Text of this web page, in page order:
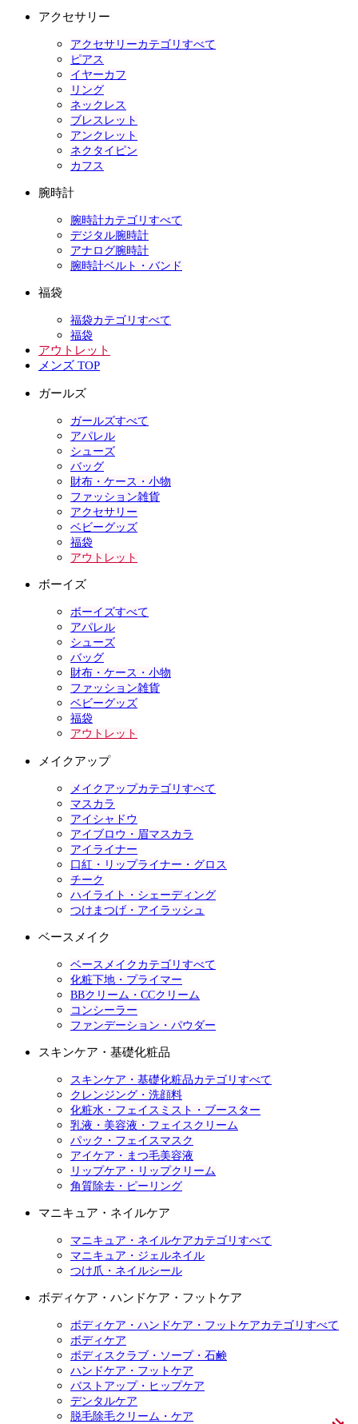
アクセサリー
アクセサリーカテゴリすべて
ピアス
イヤーカフ
リング
ネックレス
ブレスレット
アンクレット
ネクタイピン
カフス
腕時計
腕時計カテゴリすべて
デジタル腕時計
アナログ腕時計
腕時計ベルト・バンド
福袋
福袋カテゴリすべて
福袋
アウトレット
メンズ TOP
ガールズ
ガールズすべて
アパレル
シューズ
バッグ
財布・ケース・小物
ファッション雑貨
アクセサリー
ベビーグッズ
福袋
アウトレット
ボーイズ
ボーイズすべて
アパレル
シューズ
バッグ
財布・ケース・小物
ファッション雑貨
ベビーグッズ
福袋
アウトレット
メイクアップ
メイクアップカテゴリすべて
マスカラ
アイシャドウ
アイブロウ・眉マスカラ
アイライナー
口紅・リップライナー・グロス
チーク
ハイライト・シェーディング
つけまつげ・アイラッシュ
ベースメイク
ベースメイクカテゴリすべて
化粧下地・プライマー
BBクリーム・CCクリーム
コンシーラー
ファンデーション・パウダー
スキンケア・基礎化粧品
スキンケア・基礎化粧品カテゴリすべて
クレンジング・洗顔料
化粧水・フェイスミスト・ブースター
乳液・美容液・フェイスクリーム
パック・フェイスマスク
アイケア・まつ毛美容液
リップケア・リップクリーム
角質除去・ピーリング
マニキュア・ネイルケア
マニキュア・ネイルケアカテゴリすべて
マニキュア・ジェルネイル
つけ爪・ネイルシール
ボディケア・ハンドケア・フットケア
ボディケア・ハンドケア・フットケアカテゴリすべて
ボディケア
ボディスクラブ・ソープ・石鹸
ハンドケア・フットケア
バストアップ・ヒップケア
デンタルケア
脱毛除毛クリーム・ケア